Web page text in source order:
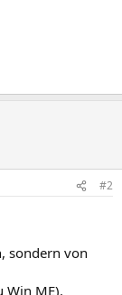
#2
sondern von
Win ME).